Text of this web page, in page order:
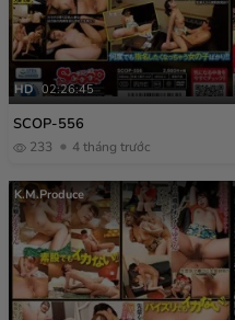
HD 02:26:45
SCOP-556
233 4 tháng trước
K.M.Produce